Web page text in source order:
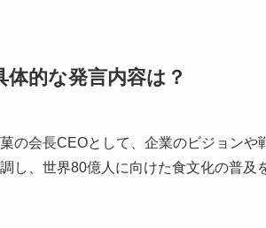
的な発言内容は？
の会長CEOとして、企業のビジョン
し、世界80億人に向けた食文化の普及